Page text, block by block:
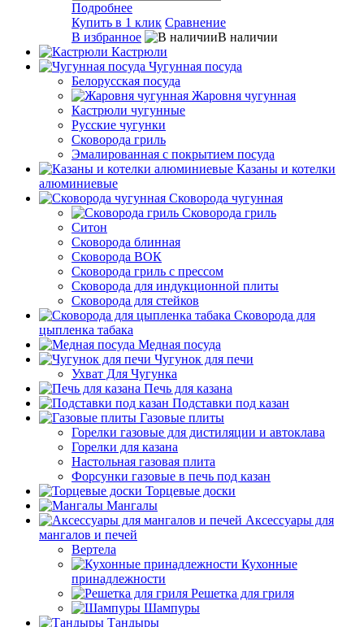
Подробнее
Купить в 1 клик Сравнение
В избранное
В наличии
Кастрюли
Чугунная посуда
Белорусская посуда
Жаровня чугунная
Кастрюли чугунные
Русские чугунки
Сковорода гриль
Эмалированная с покрытием посуда
Казаны и котелки
алюминиевые
Сковорода чугунная
Сковорода гриль
Ситон
Сковорода блинная
Сковорода ВОК
Сковорода гриль с прессом
Сковорода для индукционной плиты
Сковорода для стейков
Сковорода для
цыпленка табака
Медная посуда
Чугунок для печи
Ухват Для Чугунка
Печь для казана
Подставки под казан
Газовые плиты
Горелки газовые для дистиляции и автоклава
Горелки для казана
Настольная газовая плита
Форсунки газовые в печь под казан
Торцевые доски
Мангалы
Аксессуары для
мангалов и печей
Вертела
Кухонные
принадлежности
Решетка для гриля
Шампуры
Тандыры